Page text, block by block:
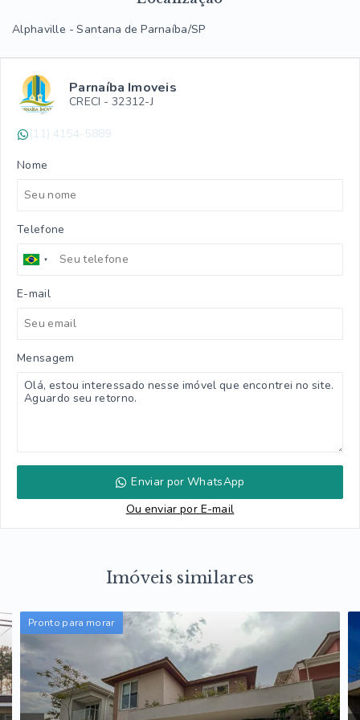
Alphaville - Santana de Parnaíba/SP
Parnaíba Imoveis
CRECI - 32312-J
(11) 4154-5889
Nome
Telefone
E-mail
Mensagem
Enviar por WhatsApp
Ou enviar por E-mail
Imóveis similares
Pronto para morar